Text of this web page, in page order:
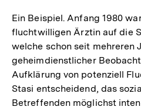
Ein Beispiel. Anfang 1980
fluchtwilligen Ärztin auf die
welche schon seit mehreren
geheimdienstlicher
Aufklärung von potenziell
Stasi entscheidend, das
Betreffenden möglichst